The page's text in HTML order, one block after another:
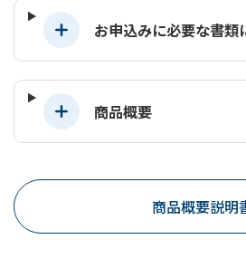
お申込みに必要な書類
商品概要
商品概要説明